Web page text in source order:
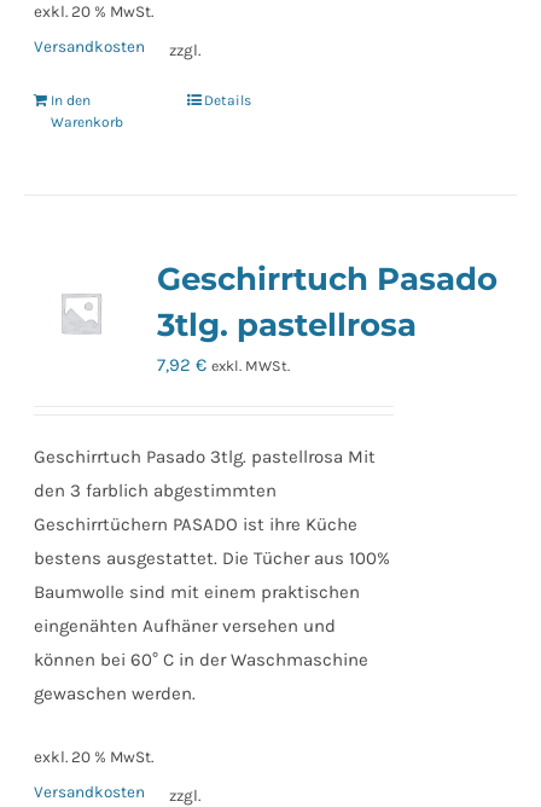
exkl. 20 % MwSt.
zzgl.
Versandkosten
In den
Warenkorb
Details
Geschirrtuch Pasado
3tlg. pastellrosa
7,92€ exkl. MWSt.
Geschirrtuch Pasado 3tlg. pastellrosa Mit
den 3 farblich abgestimmten
Geschirrtüchern PASADO ist ihre Küche
bestens ausgestattet. Die Tücher aus 100%
Baumwolle sind mit einem praktischen
eingenähten Aufhäner versehen und
können bei 60° C in der Waschmaschine
gewaschen werden.
exkl. 20 % MwSt.
zzgl.
Versandkosten